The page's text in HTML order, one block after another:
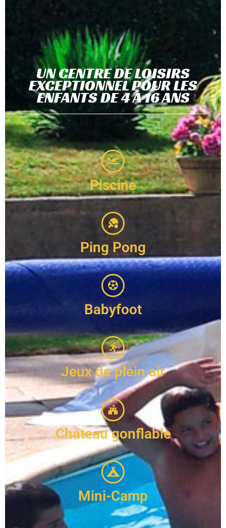
UN CENTRE DE LOISIRS
EXCEPTIONNEL POUR LES
ENFANTS DE 4 À 16 ANS
Piscine
Ping Pong
Babyfoot
Jeux de plein air
Château gonflable
Mini-Camp